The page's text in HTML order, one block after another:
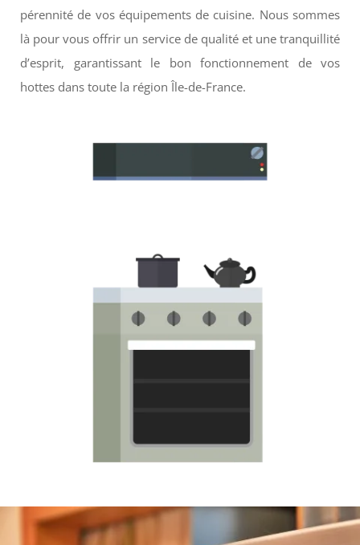
pérennité de vos équipements de cuisine. Nous sommes
là pour vous offrir un service de qualité et une tranquillité
d’esprit, garantissant le bon fonctionnement de vos
hottes dans toute la région Île-de-France.